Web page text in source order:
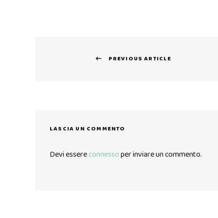
PREVIOUS ARTICLE
LASCIA UN COMMENTO
Devi essereconnessoper inviare un commento.